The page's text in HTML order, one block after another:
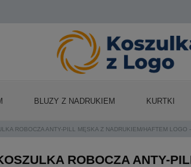
BLUZY Z NADRUKIEM KURTKI
ROBOCZA ANTY-PILL MĘSKA Z NADRUKIEM/HAFTEM
ROBOCZA ANTY-